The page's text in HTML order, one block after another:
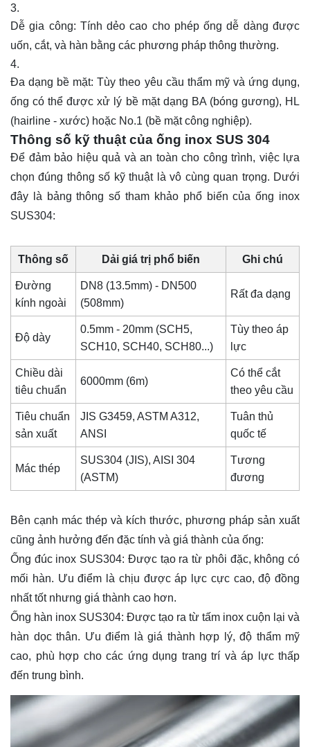
Dễ gia công: Tính dẻo cao cho phép ống dễ dàng được
uốn, cắt, và hàn bằng các phương pháp thông thường.
Đa dạng bề mặt: Tùy theo yêu cầu thẩm mỹ và ứng dụng,
ống có thể được xử lý bề mặt dạng BA (bóng gương), HL
(hairline - xước) hoặc No.1 (bề mặt công nghiệp).
Thông số kỹ thuật của ống inox SUS 304
Để đảm bảo hiệu quả và an toàn cho công trình, việc lựa
chọn đúng thông số kỹ thuật là vô cùng quan trọng. Dưới
đây là bảng thông số tham khảo phổ biến của ống inox
SUS304:
Thông số Dải giá trị phổ biến Ghi chú
Đường
kính ngoài
DN8 (13.5mm) - DN500
(508mm)
Rất đa dạng
Độ dày
0.5mm - 20mm (SCH5,
SCH10, SCH40, SCH80...)
Tùy theo áp
lực
Chiều dài
tiêu chuẩn
6000mm (6m)
Có thể cắt
theo yêu cầu
Tiêu chuẩn
sản xuất
JIS G3459, ASTM A312,
ANSI
Tuân thủ
quốc tế
Mác thép
SUS304 (JIS), AISI 304
(ASTM)
Tương
đương
Bên cạnh mác thép và kích thước, phương pháp sản xuất
cũng ảnh hưởng đến đặc tính và giá thành của ống:
Ống đúc inox SUS304: Được tạo ra từ phôi đặc, không có
mối hàn. Ưu điểm là chịu được áp lực cực cao, độ đồng
nhất tốt nhưng giá thành cao hơn.
Ống hàn inox SUS304: Được tạo ra từ tấm inox cuộn lại và
hàn dọc thân. Ưu điểm là giá thành hợp lý, độ thẩm mỹ
cao, phù hợp cho các ứng dụng trang trí và áp lực thấp
đến trung bình.